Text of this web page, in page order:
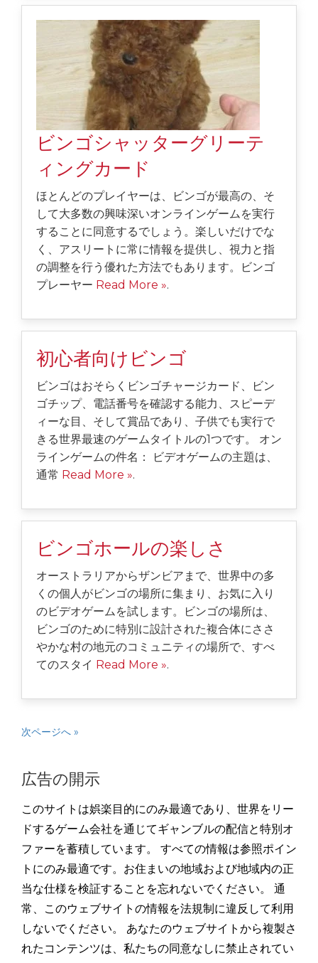
ビンゴシャッターグリーテ
ィングカード
ほとんどのプレイヤーは、ビンゴが最高の、そ
して大多数の興味深いオンラインゲームを実行
することに同意するでしょう。楽しいだけでな
く、アスリートに常に情報を提供し、視力と指
の調整を行う優れた方法でもあります。ビンゴ
プレーヤー Read More ».
初心者向けビンゴ
ビンゴはおそらくビンゴチャージカード、ビン
ゴチップ、電話番号を確認する能力、スピーデ
ィーな目、そして賞品であり、子供でも実行で
きる世界最速のゲームタイトルの1つです。 オン
ラインゲームの件名： ビデオゲームの主題は、
通常 Read More ».
ビンゴホールの楽しさ
オーストラリアからザンビアまで、世界中の多
くの個人がビンゴの場所に集まり、お気に入り
のビデオゲームを試します。ビンゴの場所は、
ビンゴのために特別に設計された複合体にささ
やかな村の地元のコミュニティの場所で、すべ
てのスタイ Read More ».
次ページへ »
広告の開示
このサイトは娯楽目的にのみ最適であり、世界をリー
ドするゲーム会社を通じてギャンブルの配信と特別オ
ファーを蓄積しています。 すべての情報は参照ポイン
トにのみ最適です。お住まいの地域および地域内の正
当な仕様を検証することを忘れないでください。 通
常、このウェブサイトの情報を法規制に違反して利用
しないでください。 あなたのウェブサイトから複製さ
れたコンテンツは、私たちの同意なしに禁止されてい